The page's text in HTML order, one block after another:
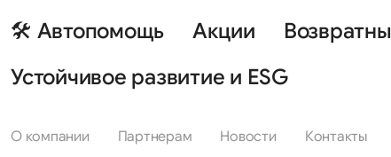
🛠 Автопомощь
Акции
Устойчивое развитие и ESG
О компании Партнерам Новости Контакты